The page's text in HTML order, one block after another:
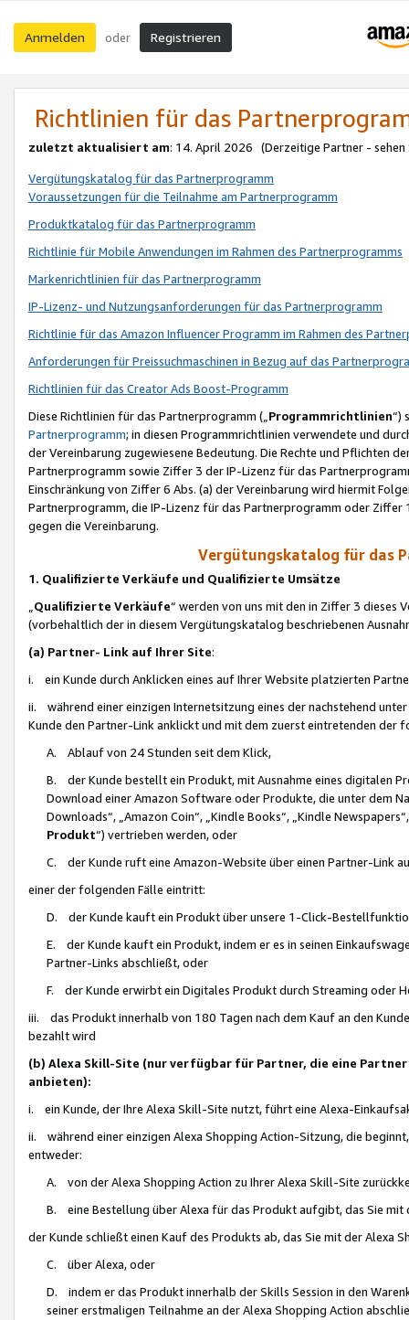
Anmelden oder Registrieren
Richtlinien für das
zuletzt aktualisiert am: 14. April 2026 (Derzeitige Partner - sehen
Vergütungskatalog für das Partnerprogramm
Voraussetzungen für die Teilnahme am Partnerprogramm
Produktkatalog für das Partnerprogramm
Richtlinie für Mobile Anwendungen im Rahmen des Partnerprogramms
Markenrichtlinien für das Partnerprogramm
IP-Lizenz- und Nutzungsanforderungen für das Partnerprogramm
Richtlinie für das Amazon Influencer Programm im Rahmen des
Anforderungen für Preissuchmaschinen in Bezug auf das
Richtlinien für das Creator Ads Boost-Programm
Diese Richtlinien für das Partnerprogramm („Programmrichtlinien“)
Partnerprogramm; in diesen Programmrichtlinien verwendete und
der Vereinbarung zugewiesene Bedeutung. Die Rechte und Pflichten
Partnerprogramm sowie Ziffer 3 der IP-Lizenz für das
Einschränkung von Ziffer 6 Abs. (a) der Vereinbarung wird hiermit
Partnerprogramm, die IP-Lizenz für das Partnerprogramm oder
gegen die Vereinbarung.
Vergütungskatalog für das
1. Qualifizierte Verkäufe und Qualifizierte Umsätze
Qualifizierte Verkäufe“ werden von uns mit den in Ziffer 3
(vorbehaltlich der in diesem Vergütungskatalog beschriebenen
(a) Partner- Link auf Ihrer Site:
i. ein Kunde durch Anklicken eines auf Ihrer Website platzierten
ii. während einer einzigen Internetsitzung eines der nachstehend
Kunde den Partner-Link anklickt und mit dem zuerst eintretenden der
A. Ablauf von 24 Stunden seit dem Klick,
B. der Kunde bestellt ein Produkt, mit Ausnahme eines digitalen
Download einer Amazon Software oder Produkte, die unter dem
Downloads“, „Amazon Coin“, „Kindle Books“, „Kindle
Produkt“) vertrieben werden, oder
C. der Kunde ruft eine Amazon-Website über einen Partner-Link
einer der folgenden Fälle eintritt:
D. der Kunde kauft ein Produkt über unsere 1-Click-
E. der Kunde kauft ein Produkt, indem er es in seinen
Partner-Links abschließt, oder
F. der Kunde erwirbt ein Digitales Produkt durch Streaming oder
iii. das Produkt innerhalb von 180 Tagen nach dem Kauf an den
bezahlt wird
(b) Alexa Skill-Site (nur verfügbar für Partner, die eine
anbieten):
i. ein Kunde, der Ihre Alexa Skill-Site nutzt, führt eine Alexa-
ii. während einer einzigen Alexa Shopping Action-Sitzung, die
entweder:
A. von der Alexa Shopping Action zu Ihrer Alexa Skill-Site
B. eine Bestellung über Alexa für das Produkt aufgibt, das Sie mit
der Kunde schließt einen Kauf des Produkts ab, das Sie mit der Alexa
C. über Alexa, oder
D. indem er das Produkt innerhalb der Skills Session in den
seiner erstmaligen Teilnahme an der Alexa Shopping Action